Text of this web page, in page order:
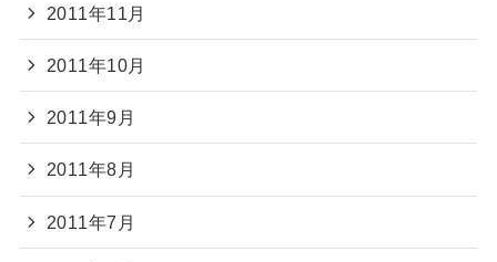
2011年11月
2011年10月
2011年9月
2011年8月
2011年7月